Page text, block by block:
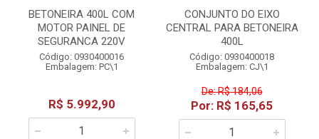
BETONEIRA 400L COM
MOTOR PAINEL DE
SEGURANCA 220V
Código: 0930400016
Embalagem: PC\1
R$ 5.992,90
CONJUNTO DO EIXO
CENTRAL PARA BETONEIRA
400L
Código: 0930400018
Embalagem: CJ\1
De: R$ 184,06
Por: R$ 165,65